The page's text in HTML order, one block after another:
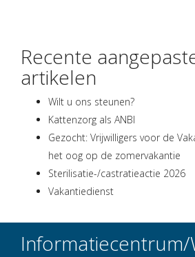
Recente
artikelen
Wilt u ons steunen?
Kattenzorg als ANBI
Gezocht: Vrijwilligers voor de
het oog op de zomervakantie
Sterilisatie-/castratieactie 2026
Vakantiedienst
Informatiecentrum/